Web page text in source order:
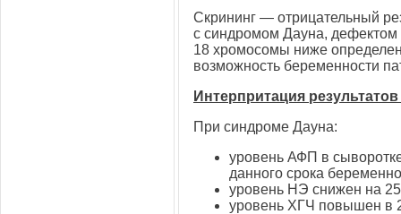
Скрининг — отрицательный
с синдромом Дауна, дефектом
18 хромосомы ниже
возможность беременности
Интерпритация
При синдроме Дауна:
уровень АФП в
данного срока
уровень НЭ снижен на
уровень ХГЧ повышен в